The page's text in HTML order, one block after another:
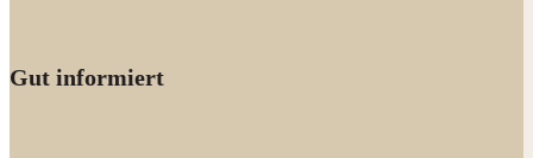
Gut informiert